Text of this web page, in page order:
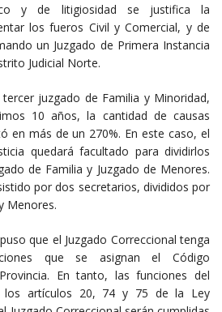
y de litigiosidad se justifica la
los fueros Civil y Comercial, y de
un Juzgado de Primera Instancia
Judicial Norte.
juzgado de Familia y Minoridad,
10 años, la cantidad de causas
en más de un 270%. En este caso, el
quedará facultado para dividirlos
de Familia y Juzgado de Menores.
por dos secretarios, divididos por
Menores.
que el Juzgado Correccional tenga
que se asignan el Código
En tanto, las funciones del
los artículos 20, 74 y 75 de la Ley